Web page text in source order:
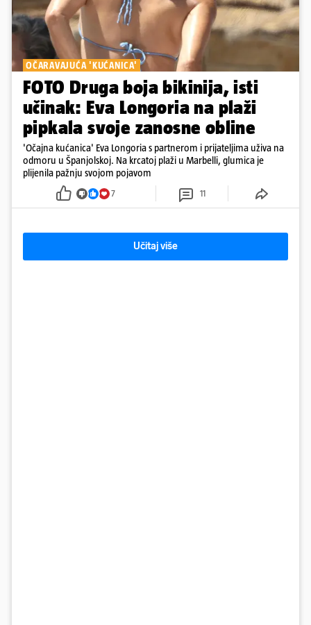
OČARAVAJUĆA 'KUĆANICA'
FOTO Druga boja bikinija, isti
učinak: Eva Longoria na plaži
pipkala svoje zanosne obline
'Očajna kućanica' Eva Longoria s partnerom i prijateljima uživa na
odmoru u Španjolskoj. Na krcatoj plaži u Marbelli, glumica je
plijenila pažnju svojom pojavom
7 11
Učitaj više